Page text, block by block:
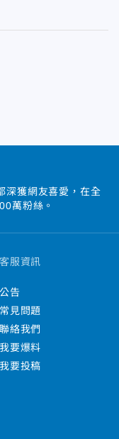
深獲網友喜愛，在全
萬粉絲。
客服資訊
公告
常見問題
聯絡我們
我要爆料
我要投稿